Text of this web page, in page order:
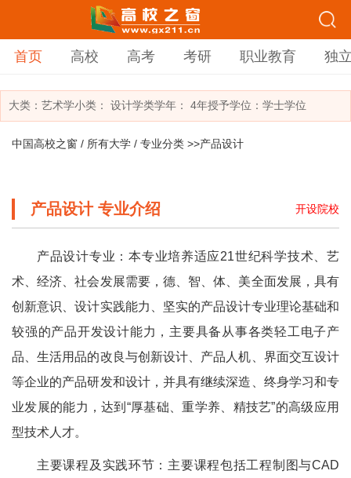
首页 高校 高考 考研 职业教育 独
大类： 艺术学小类： 设计学类学年： 4年授予学位：学士学位
中国高校之窗 / 所有大学 / 专业分类 >>产品设计
产品设计 专业介绍 开设院校
产品设计专业：本专业培养适应21世纪科学技术、艺
术、经济、社会发展需要，德、智、体、美全面发展，具有
创新意识、设计实践能力、坚实的产品设计专业理论基础和
较强的产品开发设计能力，主要具备从事各类轻工电子产
品、生活用品的改良与创新设计、产品人机、界面交互设计
等企业的产品研发和设计，并具有继续深造、终身学习和专
业发展的能力，达到“厚基础、重学养、精技艺”的高级应用
型技术人才。
主要课程及实践环节：主要课程包括工程制图与CAD